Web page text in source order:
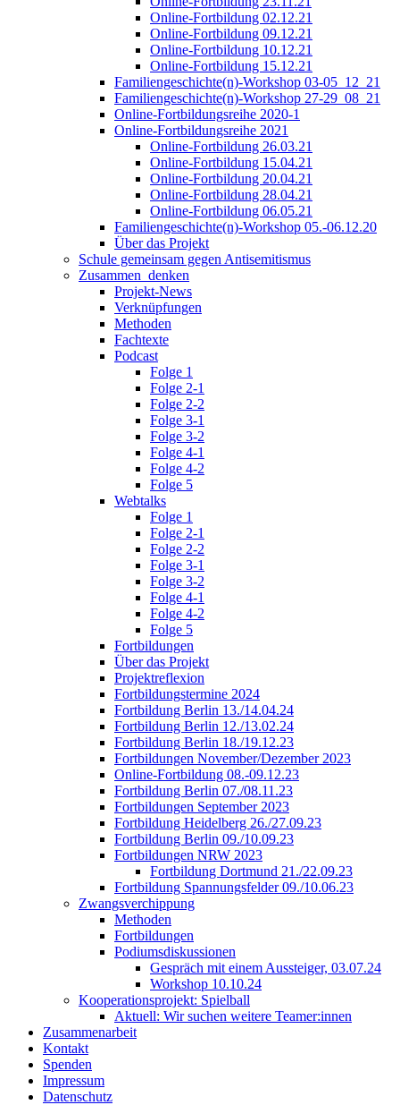
Online-Fortbildung 02.12.21
Online-Fortbildung 09.12.21
Online-Fortbildung 10.12.21
Online-Fortbildung 15.12.21
Familiengeschichte(n)-Workshop 03-05_12_21
Familiengeschichte(n)-Workshop 27-29_08_21
Online-Fortbildungsreihe 2020-1
Online-Fortbildungsreihe 2021
Online-Fortbildung 26.03.21
Online-Fortbildung 15.04.21
Online-Fortbildung 20.04.21
Online-Fortbildung 28.04.21
Online-Fortbildung 06.05.21
Familiengeschichte(n)-Workshop 05.-06.12.20
Über das Projekt
Schule gemeinsam gegen Antisemitismus
Zusammen_denken
Projekt-News
Verknüpfungen
Methoden
Fachtexte
Podcast
Folge 1
Folge 2-1
Folge 2-2
Folge 3-1
Folge 3-2
Folge 4-1
Folge 4-2
Folge 5
Webtalks
Folge 1
Folge 2-1
Folge 2-2
Folge 3-1
Folge 3-2
Folge 4-1
Folge 4-2
Folge 5
Fortbildungen
Über das Projekt
Projektreflexion
Fortbildungstermine 2024
Fortbildung Berlin 13./14.04.24
Fortbildung Berlin 12./13.02.24
Fortbildung Berlin 18./19.12.23
Fortbildungen November/Dezember 2023
Online-Fortbildung 08.-09.12.23
Fortbildung Berlin 07./08.11.23
Fortbildungen September 2023
Fortbildung Heidelberg 26./27.09.23
Fortbildung Berlin 09./10.09.23
Fortbildungen NRW 2023
Fortbildung Dortmund 21./22.09.23
Fortbildung Spannungsfelder 09./10.06.23
Zwangsverchippung
Methoden
Fortbildungen
Podiumsdiskussionen
Gespräch mit einem Aussteiger, 03.07.24
Workshop 10.10.24
Kooperationsprojekt: Spielball
Aktuell: Wir suchen weitere Teamer:innen
Zusammenarbeit
Kontakt
Spenden
Impressum
Datenschutz